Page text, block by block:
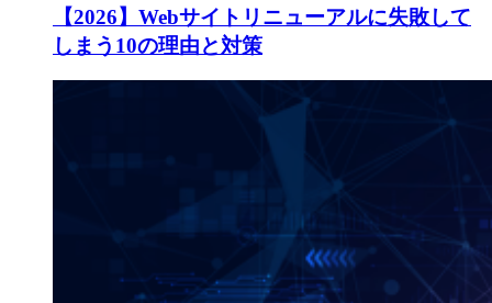
【2026】Webサイトリニューアルに失敗して
しまう10の理由と対策